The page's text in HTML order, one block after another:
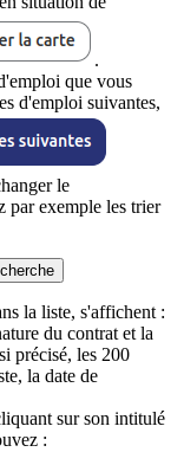
.
que vous
d'emploi suivantes,
le
par exemple les trier
la liste, s'affichent :
du contrat et la
précisé, les 200
la date de
sur son intitulé
: